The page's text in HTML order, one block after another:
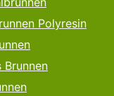
Polyresin
Brunnen